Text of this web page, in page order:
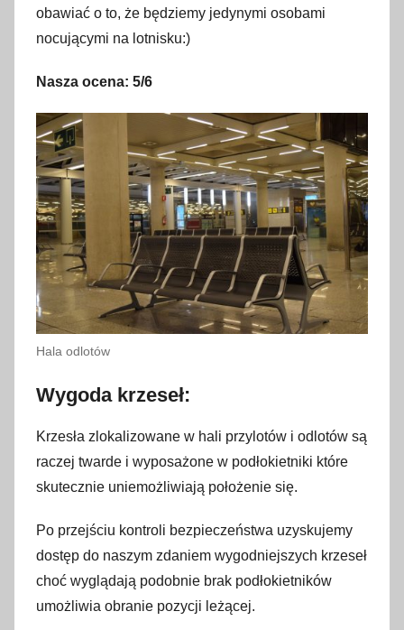
obawiać o to, że będziemy jedynymi osobami
nocującymi na lotnisku:)
Nasza ocena: 5/6
Hala odlotów
Wygoda krzeseł:
Krzesła zlokalizowane w hali przylotów i odlotów są
raczej twarde i wyposażone w podłokietniki które
skutecznie uniemożliwiają położenie się.
Po przejściu kontroli bezpieczeństwa uzyskujemy
dostęp do naszym zdaniem wygodniejszych krzeseł
choć wyglądają podobnie brak podłokietników
umożliwia obranie pozycji leżącej.